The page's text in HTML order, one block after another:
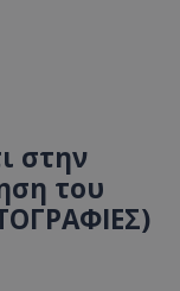
στην
του